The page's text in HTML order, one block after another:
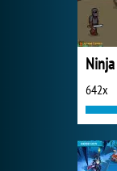
Ninja
642x